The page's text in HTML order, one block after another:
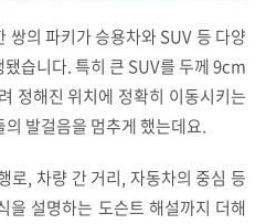
쌍의 파키가 승용차와 SUV 등 다양
습니다. 특히 큰 SUV를 두께 9cm
정해진 위치에 정확히 이동시키는
발걸음을 멈추게 했는데요.
로, 차량 간 거리, 자동차의 중심 등
을 설명하는 도슨트 해설까지 더해